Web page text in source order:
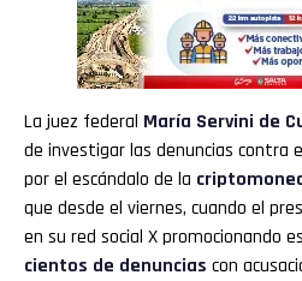
La juez federal María Servini de
de investigar las denuncias contra
por el escándalo de la
que desde el viernes, cuando el
en su red social X promocionando
cientos de denuncias con